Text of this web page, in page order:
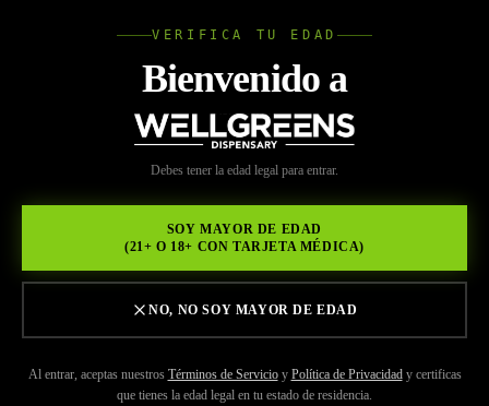
VERIFICA TU EDAD
Bienvenido a
Debes tener la edad legal para entrar.
SOY MAYOR DE EDAD
(21+ O 18+ CON TARJETA MÉDICA)
NO, NO SOY MAYOR DE EDAD
Al entrar, aceptas nuestros Términos de Servicio y Política de Privacidad y certificas
que tienes la edad legal en tu estado de residencia.
Volver a Recursos
¿Valen la pena los carros de
2G cerca de mí? Ventajas,
potencia y consejos de
compra